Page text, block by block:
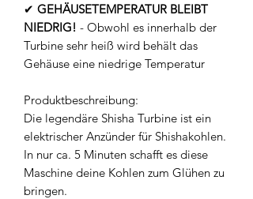
✔ GEHÄUSETEMPERATUR BLEIBT
NIEDRIG! - Obwohl es innerhalb der
Turbine sehr heiß wird behält das
Gehäuse eine niedrige Temperatur
Produktbeschreibung:
Die legendäre Shisha Turbine ist ein
elektrischer Anzünder für Shishakohlen.
In nur ca. 5 Minuten schafft es diese
Maschine deine Kohlen zum Glühen zu
bringen.